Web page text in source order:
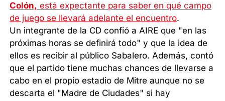
Colón, está expectante para saber en qué campo
de juego se llevará adelante el encuentro.
Un integrante de la CD confió a AIRE que "en las
próximas horas se definirá todo" y que la idea de
ellos es recibir al público Sabalero. Además, contó
que el partido tiene muchas chances de llevarse a
cabo en el propio estadio de Mitre aunque no se
descarta el "Madre de Ciudades" si hay